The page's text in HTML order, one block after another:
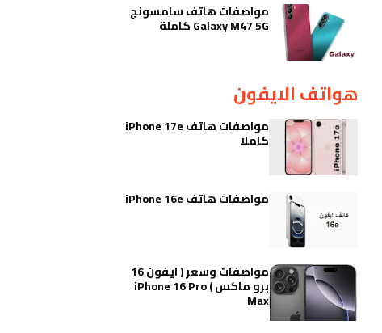
مواصفات هاتف سامسونج
Galaxy M47 5G كاملة
هواتف الايفون
مواصفات هاتف iPhone 17e
كاملا
مواصفات هاتف iPhone 16e
مواصفات وسعر ( ايفون 16
برو ماكس ) iPhone 16 Pro
Max